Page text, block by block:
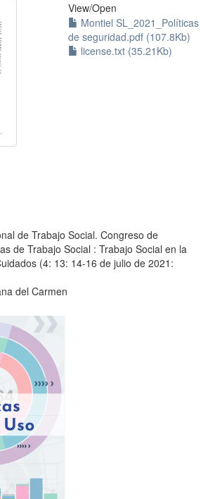
View/Open
Montiel SL_2021_Políticas
de seguridad.pdf (107.8Kb)
license.txt (35.21Kb)
de Trabajo Social. Congreso de
de Trabajo Social : Trabajo Social en la
(4: 13: 14-16 de julio de 2021:
del Carmen
?